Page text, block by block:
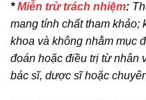
*Miễn trừ trách nhiệm:
mang tính chất tham khảo;
khoa và không nhằm mục
đoán hoặc điều trị từ nhân
bác sĩ, dược sĩ hoặc